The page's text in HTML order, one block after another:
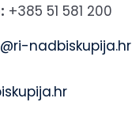
+385 51 581 200
nadbiskupija.hr